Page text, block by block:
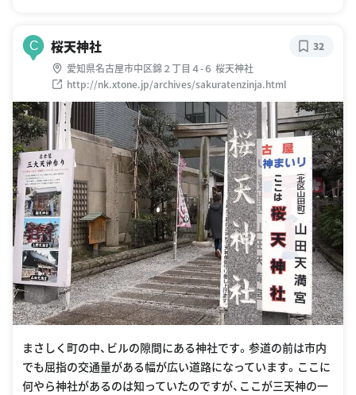
C 桜天神社
愛知県名古屋市中区錦２丁目４-６ 桜天神社
http://nk.xtone.jp/archives/sakuratenzinja.html
32
まさしく町の中、ビルの隙間にある神社です。参道の前は市内
でも屈指の交通量がある幅が広い道路になっています。ここに
何やら神社があるのは知っていたのですが、ここが三天神の一